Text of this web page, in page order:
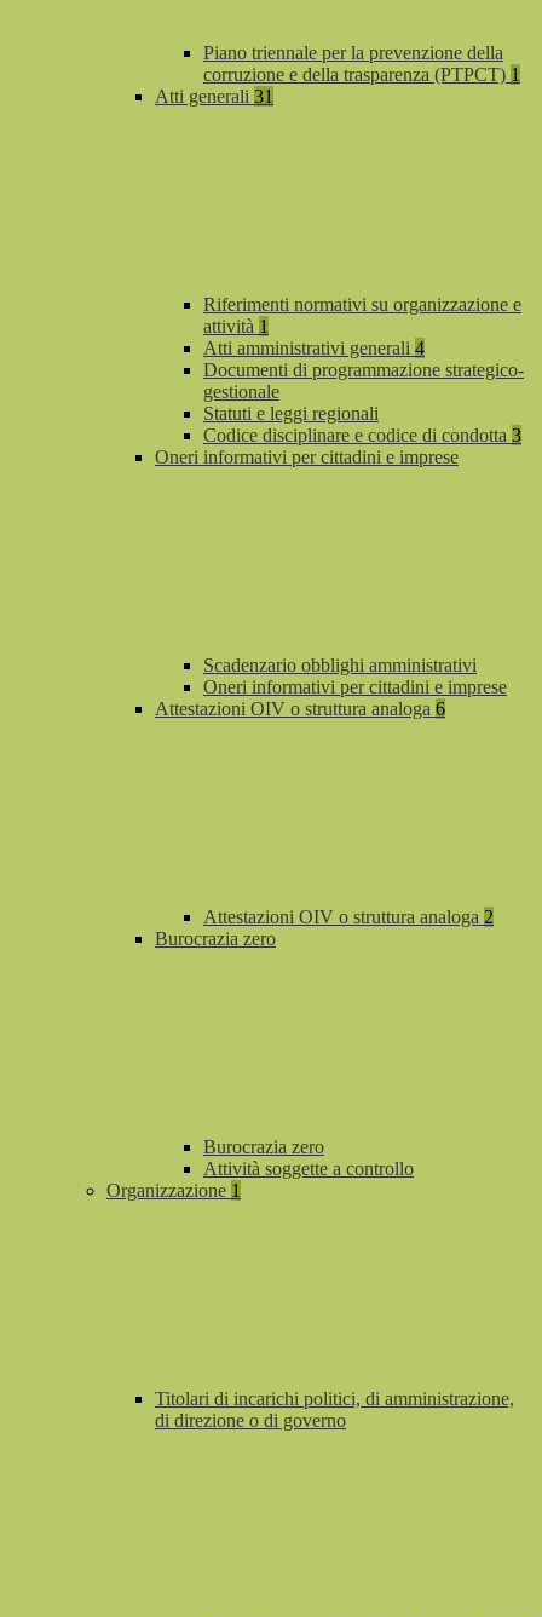
Piano triennale per la prevenzione della
corruzione e della trasparenza (PTPCT) 1
Atti generali 31
Riferimenti normativi su organizzazione e
attività 1
Atti amministrativi generali 4
Documenti di programmazione strategico-
gestionale
Statuti e leggi regionali
Codice disciplinare e codice di condotta 3
Oneri informativi per cittadini e imprese
Scadenzario obblighi amministrativi
Oneri informativi per cittadini e imprese
Attestazioni OIV o struttura analoga 6
Attestazioni OIV o struttura analoga 2
Burocrazia zero
Burocrazia zero
Attività soggette a controllo
Organizzazione 1
Titolari di incarichi politici, di amministrazione,
di direzione o di governo